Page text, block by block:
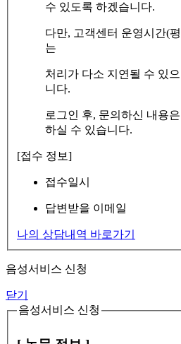
수 있도록 하겠습니다.
다만, 고객센터 운영시간(평
는
처리가 다소 지연될 수 있
니다.
로그인 후, 문의하신 내용
하실 수 있습니다.
[접수 정보]
접수일시
답변받을 이메일
나의 상담내역 바로가기
음성서비스 신청
닫기
음성서비스 신청